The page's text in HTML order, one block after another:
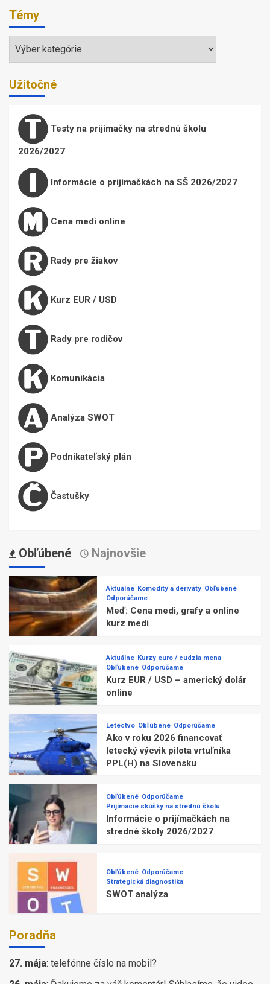
Témy
Témy
Užitočné
Testy na prijímačky na strednú školu
2026/2027
Informácie o prijímačkách na SŠ 2026/2027
Cena medi online
Rady pre žiakov
Kurz EUR / USD
Rady pre rodičov
Komunikácia
Analýza SWOT
Podnikateľský plán
Častušky
Obľúbené Najnovšie
Aktuálne Komodity a deriváty Obľúbené
Odporúčame
Meď: Cena medi, grafy a online
kurz medi
Aktuálne Kurzy euro / cudzia mena
Obľúbené Odporúčame
Kurz EUR / USD – americký dolár
online
Letectvo Obľúbené Odporúčame
Ako v roku 2026 financovať
letecký výcvik pilota vrtuľníka
PPL(H) na Slovensku
Obľúbené Odporúčame
Prijímacie skúšky na strednú školu
Informácie o prijímačkách na
stredné školy 2026/2027
Obľúbené Odporúčame
Strategická diagnostika
SWOT analýza
Poradňa
27. mája: telefónne číslo na mobil?